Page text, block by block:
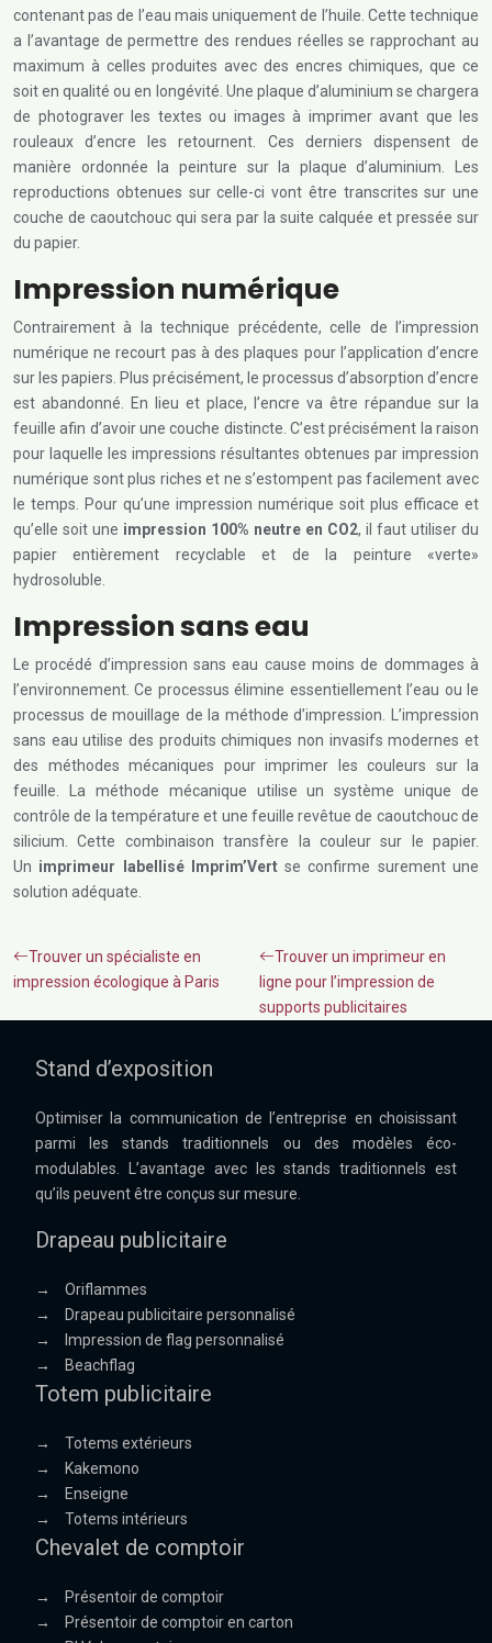
contenant pas de l’eau mais uniquement de l’huile. Cette technique
a l’avantage de permettre des rendues réelles se rapprochant au
maximum à celles produites avec des encres chimiques, que ce
soit en qualité ou en longévité. Une plaque d’aluminium se chargera
de photograver les textes ou images à imprimer avant que les
rouleaux d’encre les retournent. Ces derniers dispensent de
manière ordonnée la peinture sur la plaque d’aluminium. Les
reproductions obtenues sur celle-ci vont être transcrites sur une
couche de caoutchouc qui sera par la suite calquée et pressée sur
du papier.
Impression numérique
Contrairement à la technique précédente, celle de l’impression
numérique ne recourt pas à des plaques pour l’application d’encre
sur les papiers. Plus précisément, le processus d’absorption d’encre
est abandonné. En lieu et place, l’encre va être répandue sur la
feuille afin d’avoir une couche distincte. C’est précisément la raison
pour laquelle les impressions résultantes obtenues par impression
numérique sont plus riches et ne s’estompent pas facilement avec
le temps. Pour qu’une impression numérique soit plus efficace et
qu’elle soit une impression 100% neutre en CO2, il faut utiliser du
papier entièrement recyclable et de la peinture «verte»
hydrosoluble.
Impression sans eau
Le procédé d’impression sans eau cause moins de dommages à
l’environnement. Ce processus élimine essentiellement l’eau ou le
processus de mouillage de la méthode d’impression. L’impression
sans eau utilise des produits chimiques non invasifs modernes et
des méthodes mécaniques pour imprimer les couleurs sur la
feuille. La méthode mécanique utilise un système unique de
contrôle de la température et une feuille revêtue de caoutchouc de
silicium. Cette combinaison transfère la couleur sur le papier.
Un imprimeur labellisé Imprim’Vertse confirme surement une
solution adéquate.
Trouver un spécialiste en
impression écologique à Paris
Trouver un imprimeur en
ligne pour l’impression de
supports publicitaires
Stand d’exposition
Optimiser la communication de l’entreprise en choisissant
parmi les stands traditionnels ou des modèles éco-
modulables. L’avantage avec les stands traditionnels est
qu’ils peuvent être conçus sur mesure.
Drapeau publicitaire
→
Oriflammes
→
Drapeau publicitaire personnalisé
→
Impression de flag personnalisé
→
Beachflag
Totem publicitaire
→
Totems extérieurs
→
Kakemono
→
Enseigne
→
Totems intérieurs
Chevalet de comptoir
→
Présentoir de comptoir
→
Présentoir de comptoir en carton